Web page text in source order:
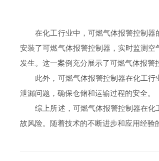
在化工行业中，可燃气体报警控制器的
安装了可燃气体报警控制器，实时监测
发生。这一案例充分展示了可燃气体报警
此外，可燃气体报警控制器在化工行业
泄漏问题，确保仓储和运输过程的安全。
综上所述，可燃气体报警控制器在化工
故风险。随着技术的不断进步和应用经